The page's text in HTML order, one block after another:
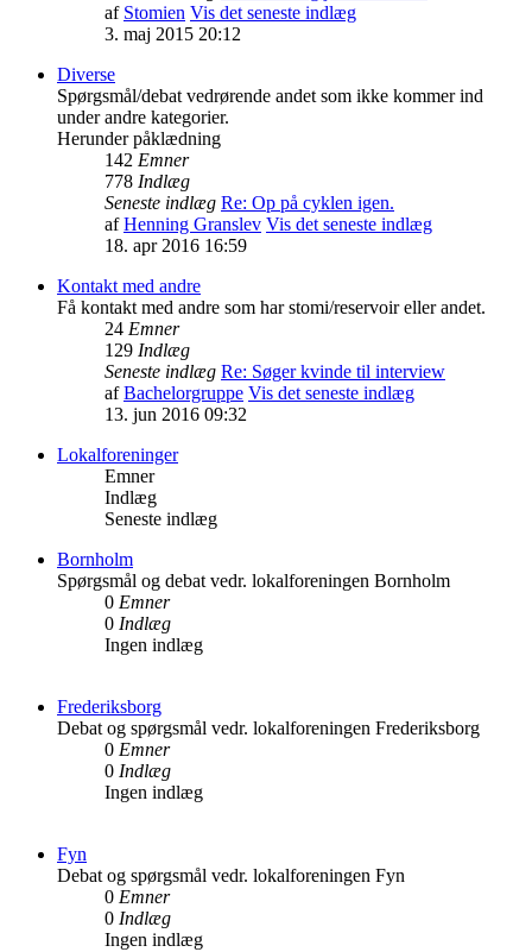
af Stomien Vis det seneste indlæg
3. maj 2015 20:12
Diverse
Spørgsmål/debat vedrørende andet som ikke kommer ind
under andre kategorier.
Herunder påklædning
142 Emner
778 Indlæg
Seneste indlæg Re: Op på cyklen igen.
afHenning Granslev Vis det seneste indlæg
18. apr 2016 16:59
Kontakt med andre
Få kontakt med andre som har stomi/reservoir eller andet.
24 Emner
129 Indlæg
Seneste indlæg Re: Søger kvinde til interview
afBachelorgruppe Vis det seneste indlæg
13. jun 2016 09:32
Lokalforeninger
Emner
Indlæg
Seneste indlæg
Bornholm
Spørgsmål og debat vedr. lokalforeningen Bornholm
0 Emner
0 Indlæg
Ingen indlæg
Frederiksborg
Debat og spørgsmål vedr. lokalforeningen Frederiksborg
0 Emner
0 Indlæg
Ingen indlæg
Fyn
Debat og spørgsmål vedr. lokalforeningen Fyn
0 Emner
0 Indlæg
Ingen indlæg